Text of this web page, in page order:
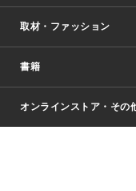
少年マンガ
Vジャンプ
週刊ヤングジャンプ
少女マンガ
取材・ファッション
Seventeen
芸能・情報・スポー
書籍
文芸・文庫・総合
オンラインストア・その